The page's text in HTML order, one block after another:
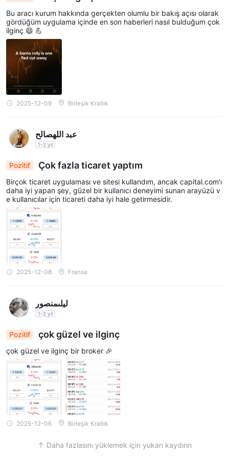
Bu aracı kurum hakkında gerçekten olumlu bir bakış açısı olarak
gördüğüm uygulama içinde en son haberleri nasıl bulduğum çok
ilginç 😄 💪
2025-12-09 Birleşik Krallık
عبد اللهصالح
1-2 yıl
Pozitif Çok fazla ticaret yaptım
Birçok ticaret uygulaması ve sitesi kullandım, ancak capital.com'ı
daha iyi yapan şey, güzel bir kullanıcı deneyimi sunan arayüzü v
e kullanıcılar için ticareti daha iyi hale getirmesidir.
2025-12-08 Fransa
ليلىمنصور
1-2 yıl
Pozitif çok güzel ve ilginç
çok güzel ve ilginç bir broker 🎉
2025-12-06 Birleşik Krallık
Daha fazlasını yüklemek için yukarı kaydırın